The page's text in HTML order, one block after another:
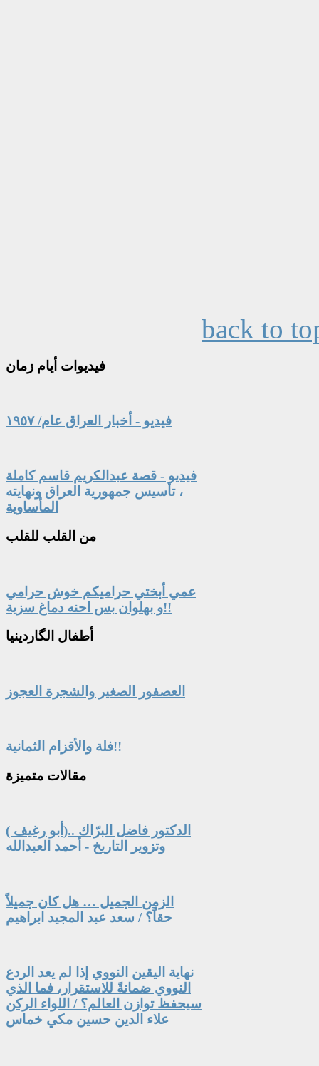
back to
فيديوات أيام زمان
فيديو - أخبار العراق عام/ ١٩٥٧
فيديو - قصة عبدالكريم قاسم كاملة
، تأسيس جمهورية العراق ونهايته
المأساوية
من القلب للقلب
عمي أبختي حراميكم خوش حرامي
و بهلوان بس احنه دماغ سزية!!
أطفال الگاردينيا
العصفور الصغير والشجرة العجوز
فلة والأقزام الثمانية!!
مقالات متميزة
الدكتور فاضل البرّاك ..(أبو رغيف )
وتزوير التاريخ - أحمد العبدالله
الزمن الجميل … هل كان جميلاً
حقاً؟ / سعد عبد المجيد ابراهيم
نهاية اليقين النووي إذا لم يعد الردع
النووي ضمانةً للاستقرار، فما الذي
سيحفظ توازن العالم؟ / اللواء الركن
علاء الدين حسين مكي خماس